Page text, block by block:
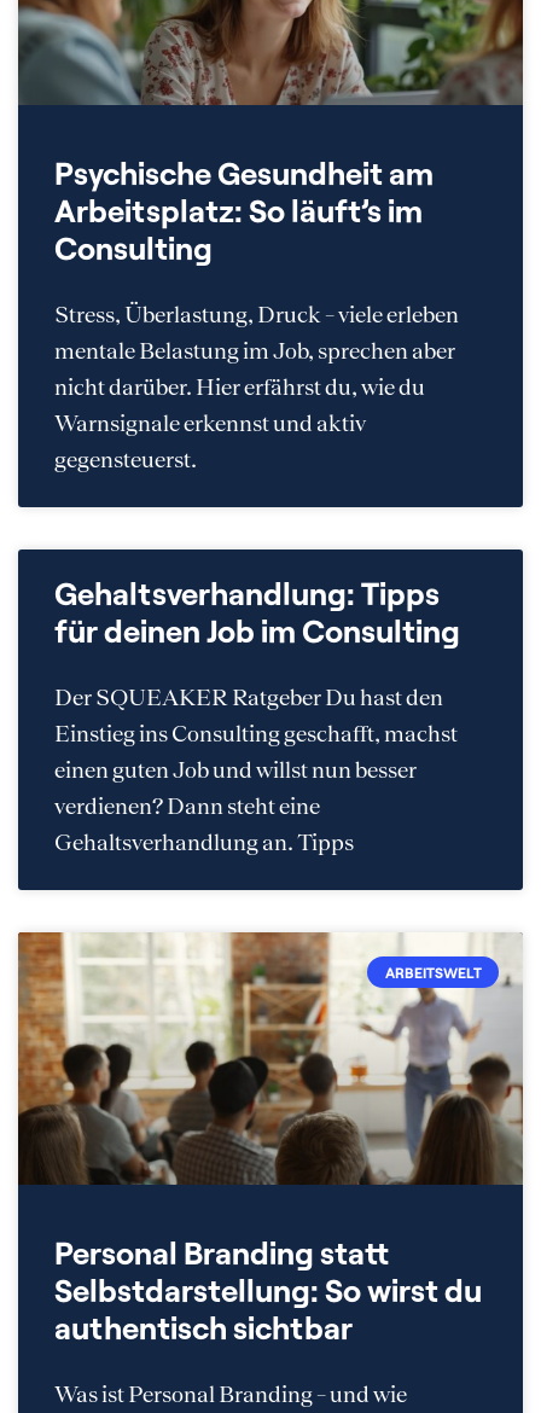
Psychische Gesundheit am
Arbeitsplatz: So läuft’s im
Consulting
Stress, Überlastung, Druck – viele erleben
mentale Belastung im Job, sprechen aber
nicht darüber. Hier erfährst du, wie du
Warnsignale erkennst und aktiv
gegensteuerst.
Gehaltsverhandlung: Tipps
für deinen Job im Consulting
Der SQUEAKER Ratgeber Du hast den
Einstieg ins Consulting geschafft, machst
einen guten Job und willst nun besser
verdienen? Dann steht eine
Gehaltsverhandlung an. Tipps
ARBEITSWELT
Personal Branding statt
Selbstdarstellung: So wirst du
authentisch sichtbar
Was ist Personal Branding – und wie